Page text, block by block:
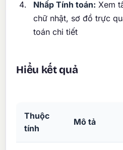
Nhấp Tính toán: Xem
chữ nhật, sơ đồ trực
toán chi tiết
Hiểu kết quả
Thuộc
tính
Mô tả